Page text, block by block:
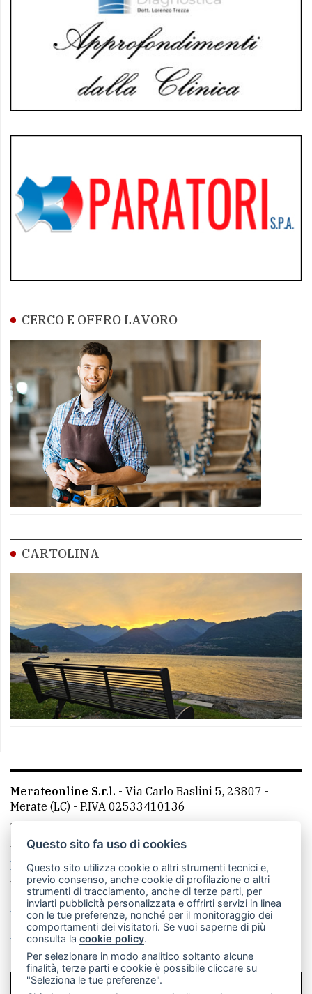
CERCO E OFFRO LAVORO
CARTOLINA
Merateonline S.r.l. - Via Carlo Baslini 5, 23807 -
Merate (LC) - P.IVA 02533410136
Telefono:
mail: redazione@leccoonline.com
La redazione
MerateOnline CasateOnline
RSS
Made by VIP
Privacy policy
Cookie policy
Rivedi le tue scelte sui cookie
SCRIVICI
Questo sito fa uso di cookies
Questo sito utilizza cookie o altri strumenti tecnici e,
previo consenso, anche cookie di profilazione o altri
strumenti di tracciamento, anche di terze parti, per
inviarti pubblicità personalizzata e offrirti servizi in linea
con le tue preferenze, nonché per il monitoraggio dei
comportamenti dei visitatori. Se vuoi saperne di più
consulta lacookie policy.
Per selezionare in modo analitico soltanto alcune
finalità, terze parti e cookie è possibile cliccare su
"Seleziona le tue preferenze".